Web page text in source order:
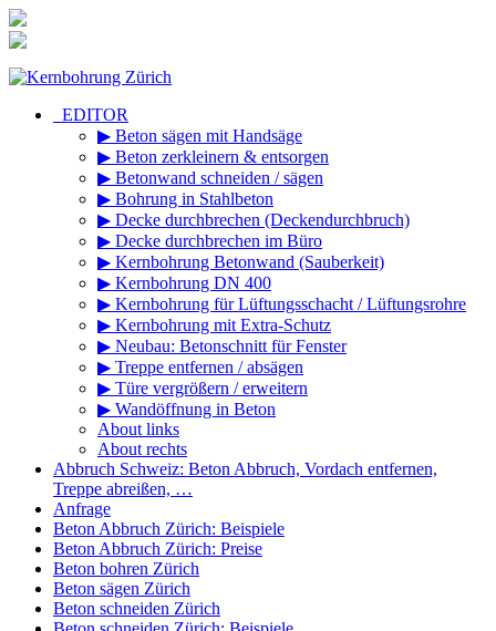
Inhalt
_EDITOR
▶ Beton sägen mit Handsäge
▶ Beton zerkleinern & entsorgen
▶ Betonwand schneiden / sägen
▶ Bohrung in Stahlbeton
▶ Decke durchbrechen (Deckendurchbruch)
▶ Decke durchbrechen im Büro
▶ Kernbohrung Betonwand (Sauberkeit)
▶ Kernbohrung DN 400
▶ Kernbohrung für Lüftungsschacht / Lüftungsrohre
▶ Kernbohrung mit Extra-Schutz
▶ Neubau: Betonschnitt für Fenster
▶ Treppe entfernen / absägen
▶ Türe vergrößern / erweitern
▶ Wandöffnung in Beton
About links
About rechts
Abbruch Schweiz: Beton Abbruch, Vordach entfernen,
Treppe abreißen, …
Anfrage
Beton Abbruch Zürich: Beispiele
Beton Abbruch Zürich: Preise
Beton bohren Zürich
Beton sägen Zürich
Beton schneiden Zürich